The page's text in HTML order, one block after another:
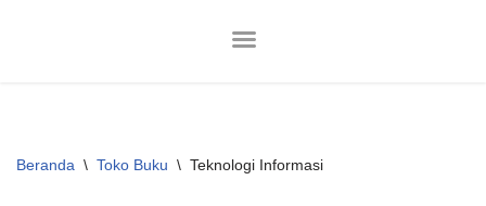
Beranda \ Toko Buku \ Teknologi Informasi